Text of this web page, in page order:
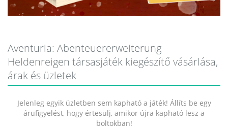
Aventuria: Abenteuererweiterung
Heldenreigen társasjáték kiegészítő vásárlása,
árak és üzletek
Jelenleg egyik üzletben sem kapható a játék! Állíts be egy
árufigyelést, hogy értesülj, amikor újra kapható lesz a
boltokban!